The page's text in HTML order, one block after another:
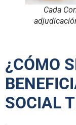
Cada
¿CÓMO
SOCIAL